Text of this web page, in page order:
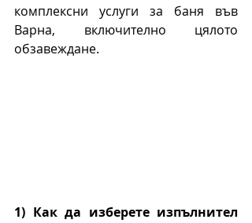
комплексни услуги за баня във
Варна, включително цялото
обзавеждане.
1) Как да изберете изпълнител